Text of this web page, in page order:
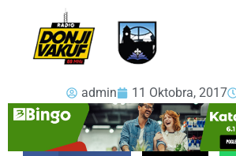
admin 11 Oktobra, 2017